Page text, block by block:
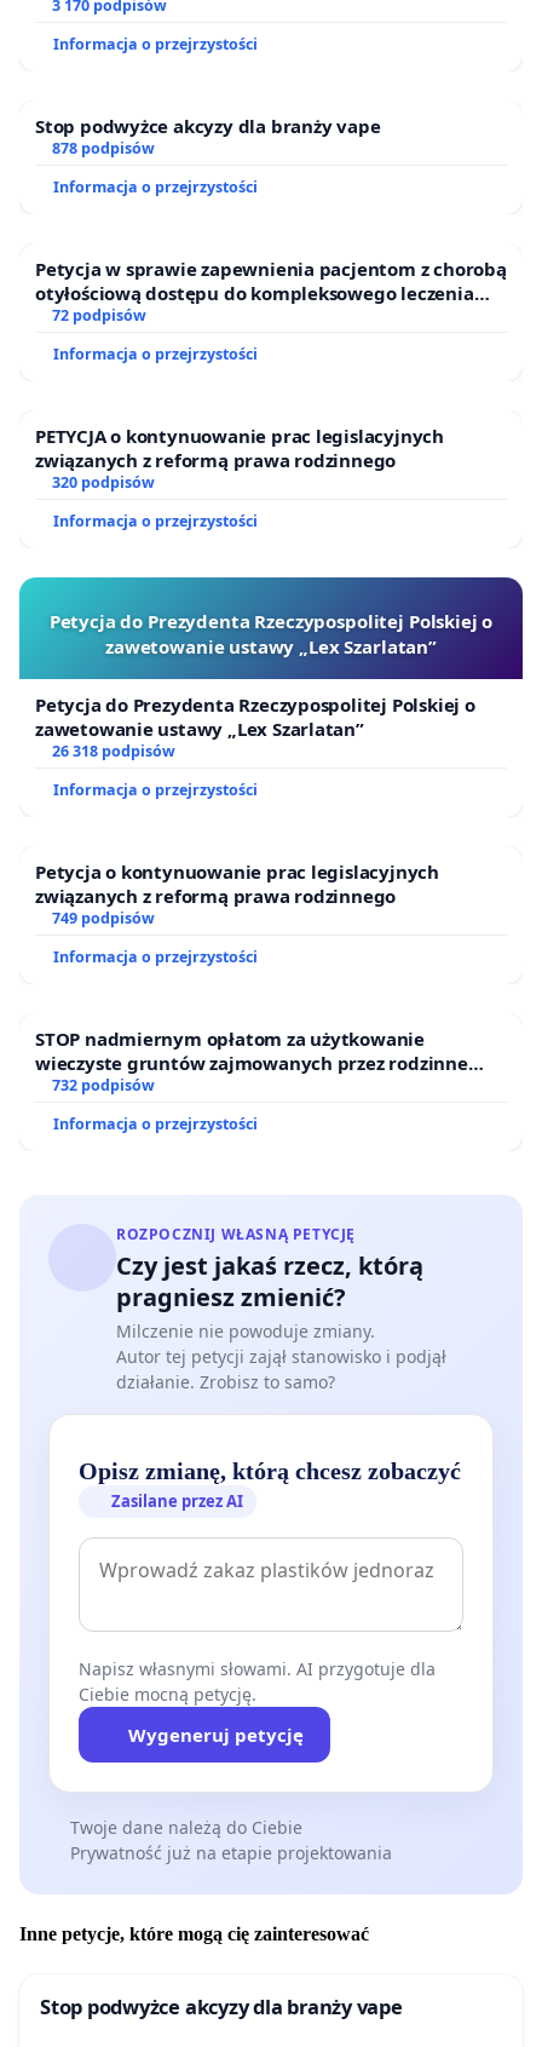
finansowej kluczowych urzędników i sędziów
3 170 podpisów
Informacja o przejrzystości
Stop podwyżce akcyzy dla branży vape
878 podpisów
Informacja o przejrzystości
Petycja w sprawie zapewnienia pacjentom z chorobą
otyłościową dostępu do kompleksowego leczenia
oraz programów profilaktycznych.
72 podpisów
Informacja o przejrzystości
PETYCJA o kontynuowanie prac legislacyjnych
związanych z reformą prawa rodzinnego
320 podpisów
Informacja o przejrzystości
Petycja do Prezydenta Rzeczypospolitej Polskiej o
zawetowanie ustawy „Lex Szarlatan”
Petycja do Prezydenta Rzeczypospolitej Polskiej o
zawetowanie ustawy „Lex Szarlatan”
26 318 podpisów
Informacja o przejrzystości
Petycja o kontynuowanie prac legislacyjnych
związanych z reformą prawa rodzinnego
749 podpisów
Informacja o przejrzystości
STOP nadmiernym opłatom za użytkowanie
wieczyste gruntów zajmowanych przez rodzinne
ogrody działkowe.
732 podpisów
Informacja o przejrzystości
ROZPOCZNIJ WŁASNĄ PETYCJĘ
Czy jest jakaś rzecz, którą
pragniesz zmienić?
Milczenie nie powoduje zmiany.
Autor tej petycji zajął stanowisko i podjął
działanie. Zrobisz to samo?
Opisz zmianę, którą chcesz zobaczyć
Zasilane przez AI
Napisz własnymi słowami. AI przygotuje dla
Ciebie mocną petycję.
Wygeneruj petycję
Twoje dane należą do Ciebie
Prywatność już na etapie projektowania
Inne petycje, które mogą cię zainteresować
Stop podwyżce akcyzy dla branży vape